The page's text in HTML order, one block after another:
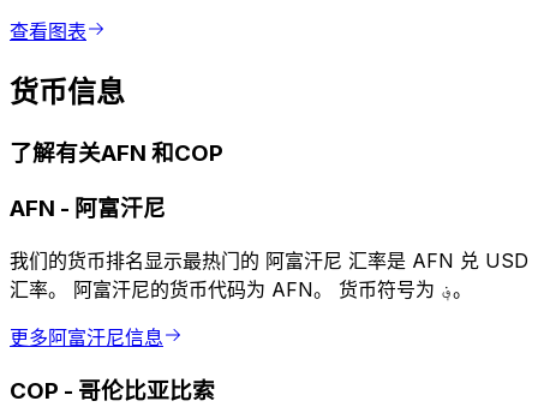
查看图表
货币信息
了解有关AFN 和COP
AFN - 阿富汗尼
我们的货币排名显示最热门的 阿富汗尼 汇率是 AFN 兑 USD
汇率。 阿富汗尼的货币代码为 AFN。 货币符号为 ؋。
更多阿富汗尼信息
COP - 哥伦比亚比索